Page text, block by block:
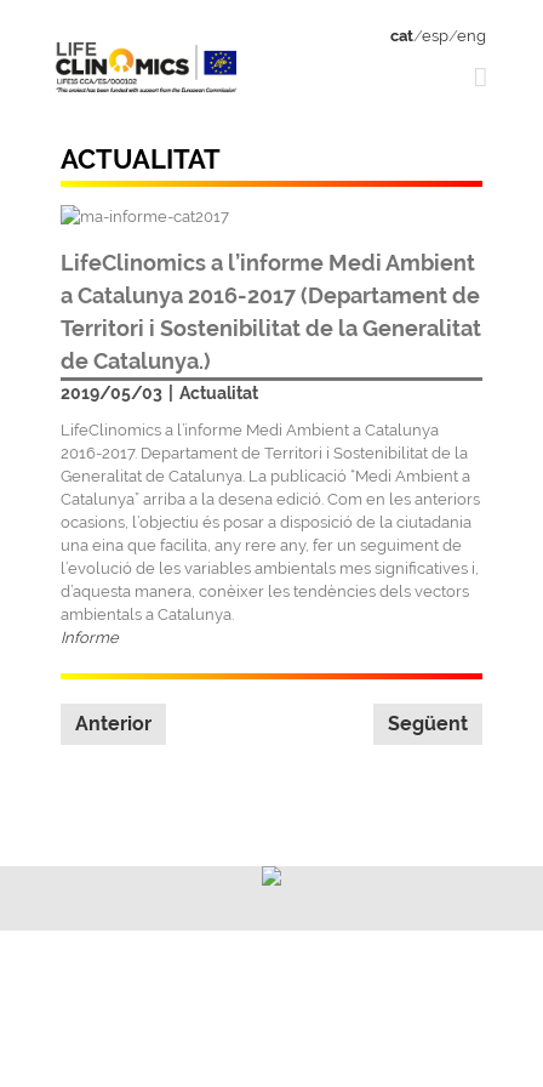
cat/esp/eng
ACTUALITAT
LifeClinomics a l’informe Medi Ambient
a Catalunya 2016-2017 (Departament de
Territori i Sostenibilitat de la Generalitat
de Catalunya.)
2019/05/03 Actualitat
LifeClinomics a l’informe Medi Ambient a Catalunya
2016-2017. Departament de Territori i Sostenibilitat de la
Generalitat de Catalunya. La publicació “Medi Ambient a
Catalunya” arriba a la desena edició. Com en les anteriors
ocasions, l’objectiu és posar a disposició de la ciutadania
una eina que facilita, any rere any, fer un seguiment de
l’evolució de les variables ambientals mes significatives i,
d’aquesta manera, conèixer les tendències dels vectors
ambientals a Catalunya.
Informe
Anterior Següent